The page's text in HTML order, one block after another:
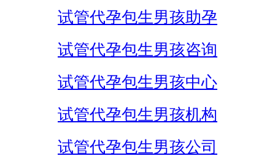
试管代孕包生男孩助孕
试管代孕包生男孩咨询
试管代孕包生男孩中心
试管代孕包生男孩机构
试管代孕包生男孩公司